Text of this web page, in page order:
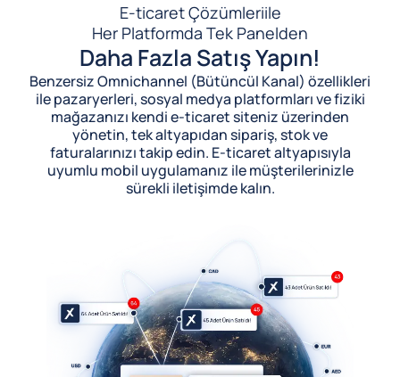
E-ticaret Çözümleriile
Her Platformda Tek Panelden
Daha Fazla Satış Yapın!
Benzersiz Omnichannel (Bütüncül Kanal) özellikleri
ile pazaryerleri, sosyal medya platformları ve fiziki
mağazanızı kendi e-ticaret siteniz üzerinden
yönetin, tek altyapıdan sipariş, stok ve
faturalarınızı takip edin. E-ticaret altyapısıyla
uyumlu mobil uygulamanız ile müşterilerinizle
sürekli iletişimde kalın.